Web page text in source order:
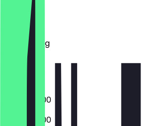
Montag
Dienstag
Mittwoch
Donnerstag
Freitag
Samstag
Sonntag
09:00 - 18:00
09:00 - 18:00